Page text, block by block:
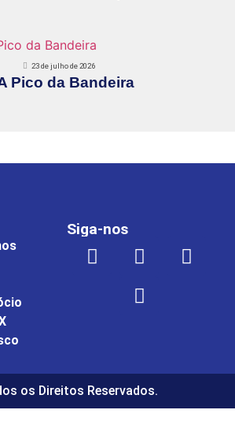
23 de julho de 2026
Pico da Bandeira
Siga-nos
os Direitos Reservados.